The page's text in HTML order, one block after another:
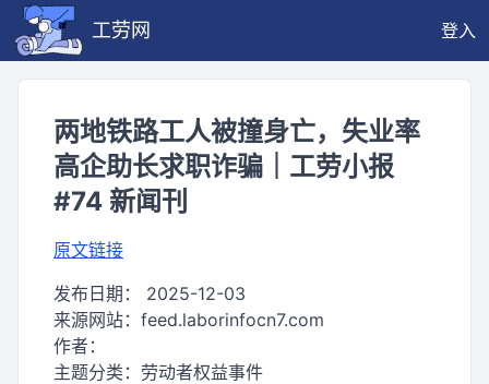
工劳网 登入
两地铁路工人被撞身亡，失业率
高企助长求职诈骗｜工劳小报
#74 新闻刊
原文链接
发布日期： 2025-12-03
来源网站： feed.laborinfocn7.com
作者：
主题分类： 劳动者权益事件